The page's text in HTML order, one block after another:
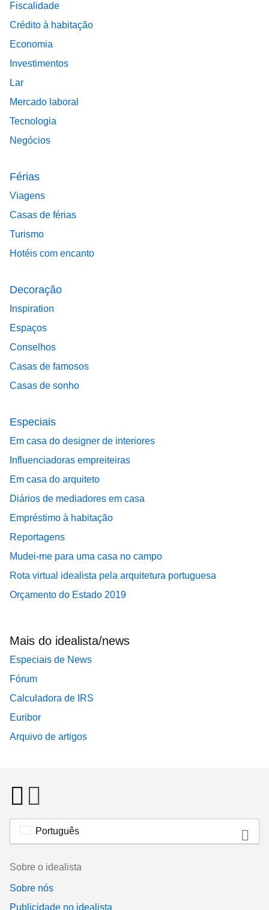
Fiscalidade
Crédito à habitação
Economia
Investimentos
Lar
Mercado laboral
Tecnologia
Negócios
Férias
Viagens
Casas de férias
Turismo
Hotéis com encanto
Decoração
Inspiration
Espaços
Conselhos
Casas de famosos
Casas de sonho
Especiais
Em casa do designer de interiores
Influenciadoras empreiteiras
Em casa do arquiteto
Diários de mediadores em casa
Empréstimo à habitação
Reportagens
Mudei-me para uma casa no campo
Rota virtual idealista pela arquitetura portuguesa
Orçamento do Estado 2019
Mais do idealista/news
Especiais de News
Fórum
Calculadora de IRS
Euribor
Arquivo de artigos
Português
Footer
Sobre o idealista
Sobre nós
Publicidade no idealista